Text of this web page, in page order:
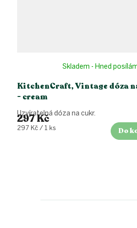
KitchenCraft, Vintage dóza
- cream
Skladem - Hned
297 Kč
Měrná
297 Kč / 1 ks Do
Uzvíratelná dóza na cukr.